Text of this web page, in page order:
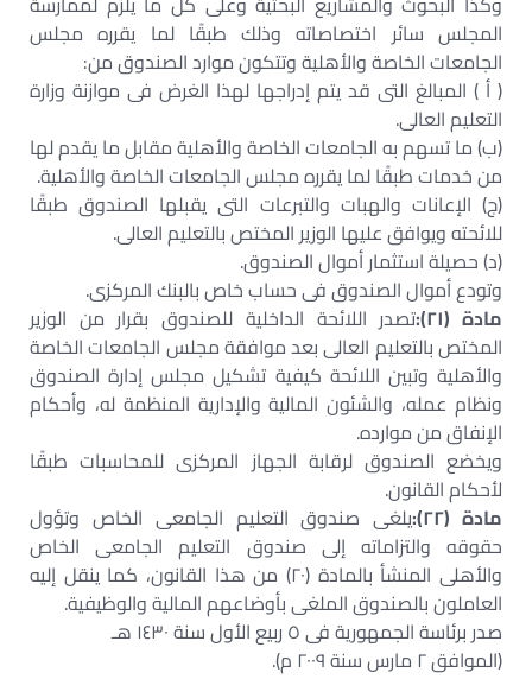
المجلس سائر اختصاصاته وذلك طبقًا لما يقرره مجلس
الجامعات الخاصة والأهلية وتتكون موارد الصندوق من:
( أ ) المبالغ التى قد يتم إدراجها لهذا الغرض فى موازنة وزارة
التعليم العالى.
(ب) ما تسهم به الجامعات الخاصة والأهلية مقابل ما يقدم لها
من خدمات طبقًا لما يقرره مجلس الجامعات الخاصة والأهلية.
(ج) الإعانات والهبات والتبرعات التى يقبلها الصندوق طبقًا
للائحته ويوافق عليها الوزير المختص بالتعليم العالى.
(د) حصيلة استثمار أموال الصندوق.
وتودع أموال الصندوق فى حساب خاص بالبنك المركزى.
مادة (٢١):
تصدر اللائحة الداخلية للصندوق بقرار من الوزير
المختص بالتعليم العالى بعد موافقة مجلس الجامعات الخاصة
والأهلية وتبين اللائحة كيفية تشكيل مجلس إدارة الصندوق
ونظام عمله، والشئون المالية والإدارية المنظمة له، وأحكام
الإنفاق من موارده.
ويخضع الصندوق لرقابة الجهاز المركزى للمحاسبات طبقًا
لأحكام القانون.
مادة (٢٢):
يلغى صندوق التعليم الجامعى الخاص وتؤول
حقوقه والتزاماته إلى صندوق التعليم الجامعى الخاص
والأهلى المنشأ بالمادة (٢٠) من هذا القانون، كما ينقل إليه
العاملون بالصندوق الملغى بأوضاعهم المالية والوظيفية.
صدر برئاسة الجمهورية فى ٥ ربيع الأول سنة ١٤٣٠ هـ
(الموافق ٢ مارس سنة ٢٠٠٩ م).